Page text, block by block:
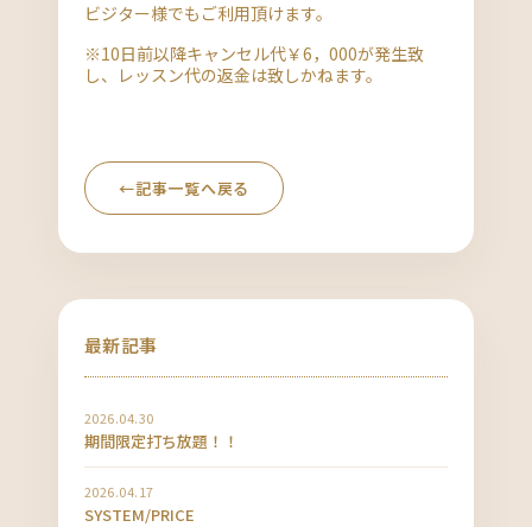
ビジター様でもご利用頂けます。
※10日前以降キャンセル代￥6，000が発生致
し、レッスン代の返金は致しかねます。
←記事一覧へ戻る
最新記事
2026.04.30
期間限定打ち放題！！
2026.04.17
SYSTEM/PRICE